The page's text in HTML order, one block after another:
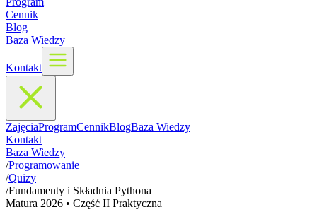
Cennik
Blog
Baza Wiedzy
Kontakt
ZajęciaProgramCennikBlogBaza Wiedzy
Kontakt
Baza Wiedzy
/Programowanie
/Quizy
/Fundamenty i Składnia Pythona
Matura 2026 • Część II Praktyczna